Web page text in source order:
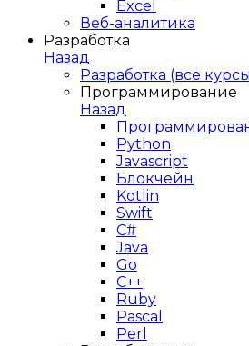
Excel
Веб-аналитика
Разработка
Назад
Разработка (все
Программирование
Назад
Python
Javascript
Блокчейн
Kotlin
Swift
C#
Java
Go
C++
Ruby
Pascal
Perl